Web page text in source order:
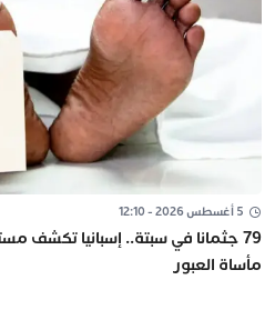
5 أغسطس 2026 - 12:10
79 جثمانا في سبتة.. إسبانيا تكشف
مأساة العبور